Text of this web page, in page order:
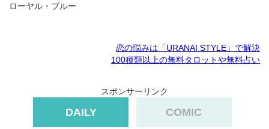
ローヤル・ブルー
恋の悩みは「URANAI STYLE」で解決
100種類以上の無料タロットや無料占い
スポンサーリンク
DAILY COMIC